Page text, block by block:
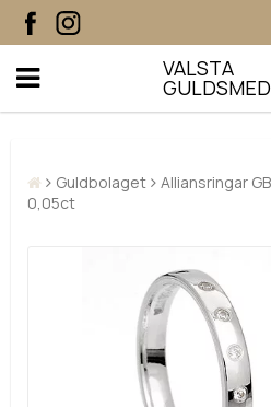
VALSTA
GULDSMED
Guldbolaget Alliansringar GB
0,05ct